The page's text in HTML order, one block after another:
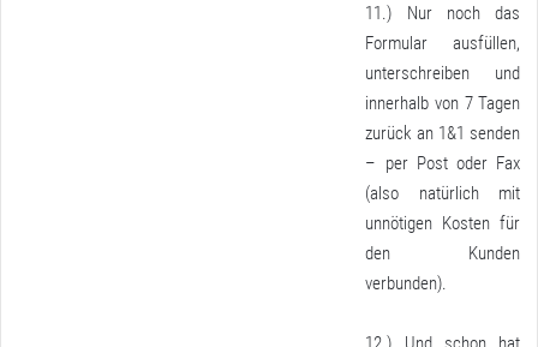
11.) Nur noch das
Formular ausfüllen,
unterschreiben und
innerhalb von 7 Tagen
zurück an 1&1 senden
– per Post oder Fax
(also natürlich mit
unnötigen Kosten für
den Kunden
verbunden).